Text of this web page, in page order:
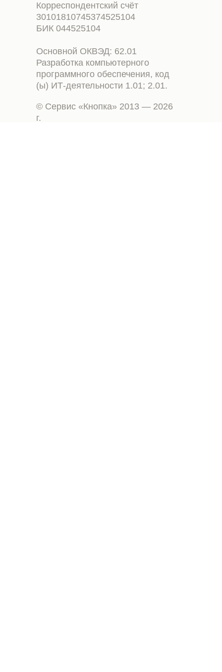
Основной ОКВЭД: 62.01
Разработка компьютерного
программного обеспечения, код
(ы) ИТ-деятельности 1.01; 2.01.
Корреспондентский счёт
30101810745374525104
БИК 044525104
© Сервис «Кнопка» 2013 — 2026
г.